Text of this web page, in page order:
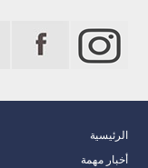
الرئيسية
أخبار مهمة